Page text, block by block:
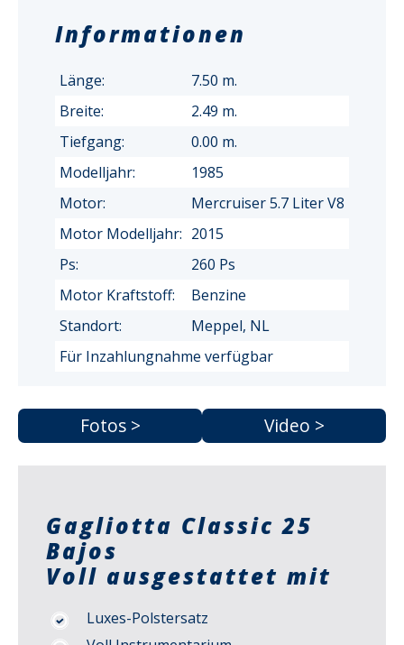
Informationen
Länge:
7.50 m.
Breite:
2.49 m.
Tiefgang:
0.00 m.
Modelljahr:
1985
Motor:
Mercruiser 5.7 Liter V8
Motor Modelljahr: 2015
Ps:
260 Ps
Motor Kraftstoff:
Benzine
Standort:
Meppel, NL
Für Inzahlungnahme verfügbar
Fotos > Video >
Gagliotta Classic 25
Bajos
Voll ausgestattet mit
Luxes-Polstersatz